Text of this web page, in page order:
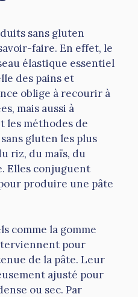
sans gluten
faire. En effet, le
élastique essentiel
des pains et
oblige à recourir à
mais aussi à
les méthodes de
gluten les plus
riz, du maïs, du
Elles conjuguent
produire une pâte
comme la gomme
pour
de la pâte. Leur
ajusté pour
ou sec. Par